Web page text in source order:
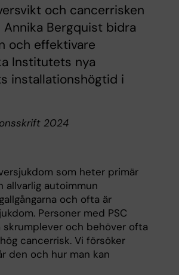
och cancerrisken
Bergquist bidra
och effektivare
Institutets nya
installationshögtid i
2024
som heter primär
allvarlig autoimmun
och ofta är
Personer med PSC
och behöver ofta
cancerrisk. Vi försöker
den och hur man kan